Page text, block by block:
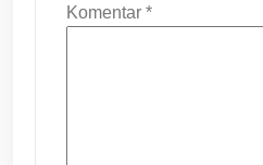
Komentar *